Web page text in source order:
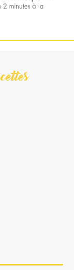
2 minutes à la